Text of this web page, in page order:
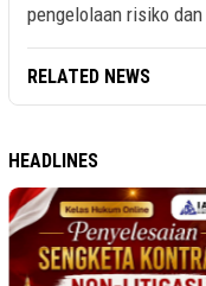
pengelolaan risiko
RELATED NEWS
HEADLINES